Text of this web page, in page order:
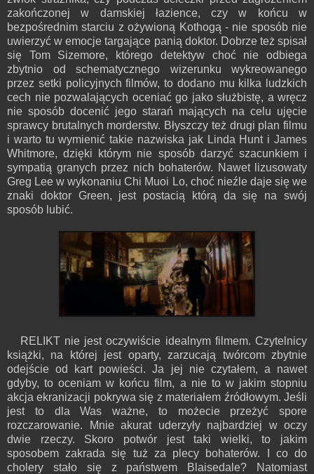
zakończonej w damskiej łazience, czy w końcu w
bezpośrednim starciu z ożywioną Kothogą - nie sposób nie
uwierzyć w emocje targające panią doktor. Dobrze też spisał
się Tom Sizemore, którego detektyw choć nie odbiega
zbytnio od schematycznego wizerunku wykreowanego
przez setki policyjnych filmów, to dodano mu kilka ludzkich
cech nie pozwalających oceniać go jako służbistę, a wręcz
nie sposób docenić jego starań mających na celu ujęcie
sprawcy brutalnych morderstw. Błyszczy też drugi plan filmu
i warto tu wymienić takie nazwiska jak Linda Hunt i James
Whitmore, dzięki którym nie sposób darzyć szacunkiem i
sympatią granych przez nich bohaterów. Nawet lizusowaty
Greg Lee w wykonaniu Chi Muoi Lo, choć nieźle daje się we
znaki doktor Green, jest postacią którą da się na swój
sposób lubić.
RELIKT nie jest oczywiście idealnym filmem. Czytelnicy
książki, na której jest oparty, zarzucają twórcom zbytnie
odejście od kart powieści. Ja jej nie czytałem, a nawet
gdyby, to oceniam w końcu film, a nie to w jakim stopniu
akcja ekranizacji pokrywa się z materiałem źródłowym. Jeśli
jest to dla Was ważne, to możecie przeżyć spore
rozczarowanie. Mnie akurat uderzyły najbardziej w oczy
dwie rzeczy. Skoro potwór jest taki wielki, to jakim
sposobem zakrada się tuż za plecy bohaterów. I co do
cholery stało się z państwem Blaisedale? Natomiast